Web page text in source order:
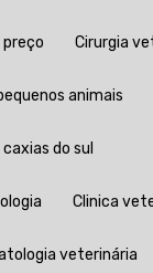
preço Cirurgia
animais
do sul
Clinica
veterinária